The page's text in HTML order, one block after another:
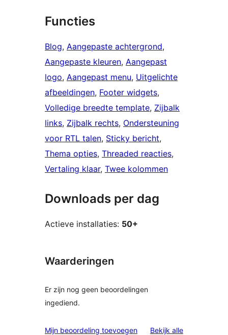
Functies
Blog, Aangepaste achtergrond
Aangepaste kleuren, Aangepast
logo, Aangepast menu, Uitgelichte
afbeeldingen, Footer widgets
Volledige breedte template, Zijbalk
links, Zijbalk rechts, Ondersteuning
voor RTL talen, Sticky bericht
Thema opties, Threaded reacties
Vertaling klaar, Twee kolommen
Downloads per dag
Actieve installaties: 50+
Waarderingen
Er zijn nog geen beoordelingen
ingediend.
Mijn beoordeling toevoegen Bekijk alle